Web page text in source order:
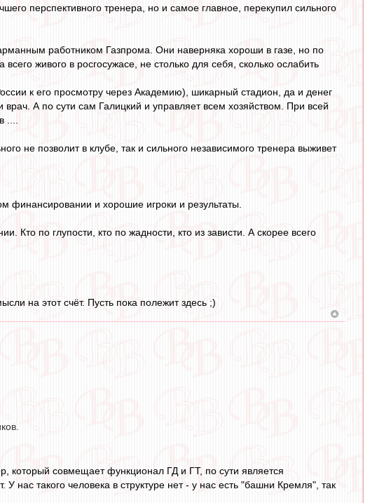
перспективного тренера, но и самое главное, перекупил сильного
работником Газпрома. Они наверняка хороши в газе, но по
живого в росгосужасе, не столько для себя, сколько ослабить
к его просмотру через Академию), шикарный стадион, да и денег
А по сути сам Галицкий и управляет всем хозяйством. При всей
не позволит в клубе, так и сильного независимого тренера выживет
финансировании и хорошие игроки и результаты.
Кто по глупости, кто по жадности, кто из зависти. А скорее всего
на этот счёт. Пусть пока полежит здесь ;)
совмещает функционал ГД и ГТ, по сути является
нас такого человека в структуре нет - у нас есть "башни Кремля", так